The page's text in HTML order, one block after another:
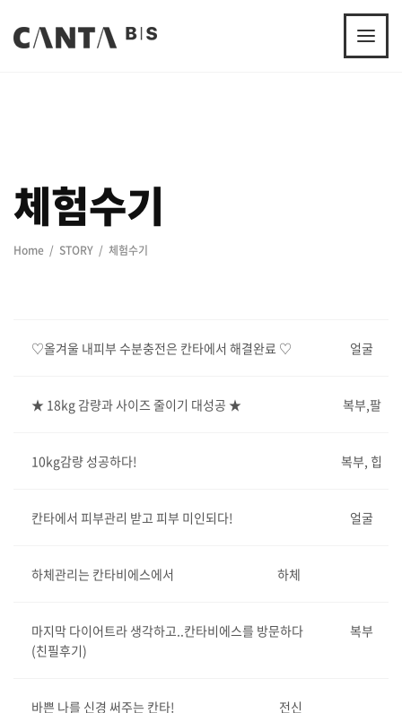
체험수기
Home STORY 체험수기
♡올겨울 내피부 수분충전은 칸타에서 해결완료 ♡ 얼굴
★ 18kg 감량과 사이즈 줄이기 대성공 ★ 복부,팔
10kg감량 성공하다! 복부, 힙
칸타에서 피부관리 받고 피부 미인되다! 얼굴
하체관리는 칸타비에스에서 하체
마지막 다이어트라 생각하고..칸타비에스를 방문하다
(친필후기)
복부
바쁜 나를 신경 써주는 칸타! 전신